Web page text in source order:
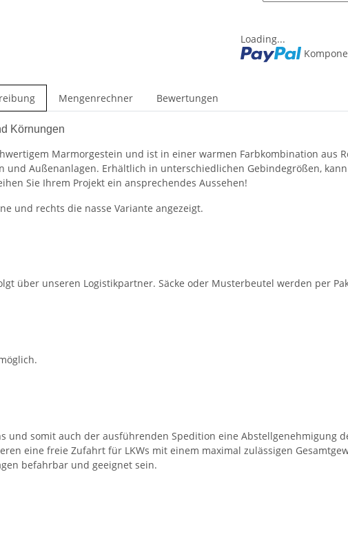
Loading...
Mengenrechner Bewertungen
Körnungen
Marmorgestein und ist in einer warmen Farbkombination aus
und Außenanlagen. Erhältlich in unterschiedlichen Gebindegrößen,
Sie Ihrem Projekt ein ansprechendes Aussehen!
und rechts die nasse Variante angezeigt.
über unseren Logistikpartner. Säcke oder Musterbeutel werden per
und somit auch der ausführenden Spedition eine Abstellgenehmigung
eine freie Zufahrt für LKWs mit einem maximal zulässigen
befahrbar und geeignet sein.